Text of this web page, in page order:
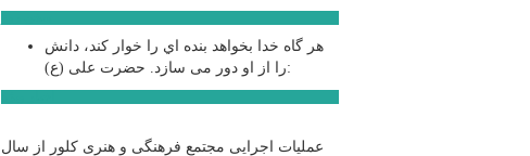
هر گاه خدا بخواهد بنده اي را خوار كند، دانش
را از او دور می سازد.حضرت علی (ع):
عملیات اجرایی مجتمع فرهنگی و هنری کلور از سال